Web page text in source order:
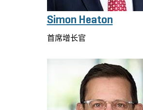
Simon Heaton
首席增长官